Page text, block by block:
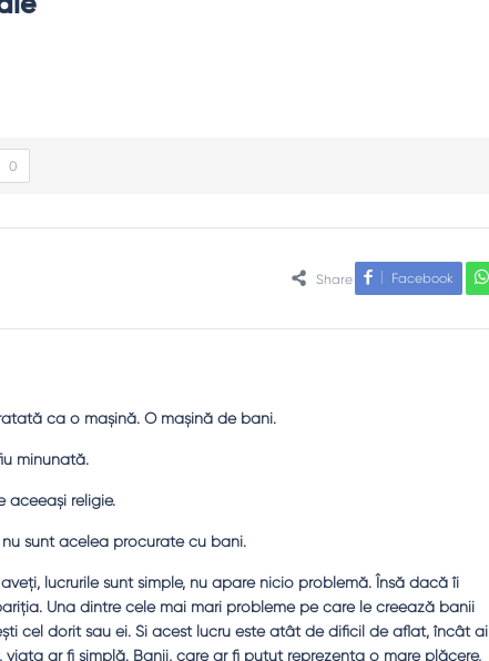
0
Share Facebook
ca o maşină. O maşină de bani.
minunată.
aceeaşi religie.
sunt acelea procurate cu bani.
lucrurile sunt simple, nu apare nicio problemă. Însă dacă îi
Una dintre cele mai mari probleme pe care le creează banii
cel dorit sau ei. Şi acest lucru este atât de dificil de aflat, încât ai
ar fi simplă. Banii, care ar fi putut reprezenta o mare plăcere,